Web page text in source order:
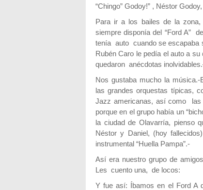
“Chingo” Godoy!” , Néstor
Para ir a los bailes de la zona,
siempre disponía del “Ford A”
tenía auto cuando se escapaba
Rubén Caro le pedía el auto a
quedaron anécdotas
Nos gustaba mucho la
las grandes orquestas típicas,
Jazz americanas, así como las
porque en el grupo había un
la ciudad de Olavarría, pienso
Néstor y Daniel, (hoy
instrumental “Huella Pampa”.-
Así era nuestro grupo de
Les cuento una, de locos:
Y fue así: Íbamos en el Ford A